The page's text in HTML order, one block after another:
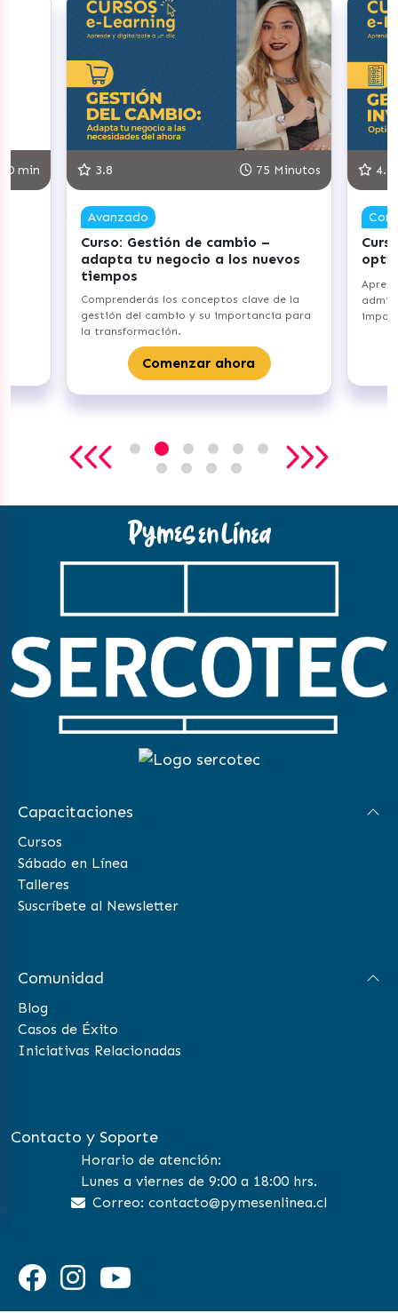
75 Minutos
de cambio –
a los nuevos
clave de la
y su importancia para
90
Curso: Gestiona tu Inventario
optimiza tus procesos
administración de inventarios y su
importancia para tu emprendimiento.
Comenzar ahora
Capacitaciones
Cursos
Sábado en Línea
Talleres
Suscríbete al Newsletter
Comunidad
Blog
Casos de Éxito
Iniciativas Relacionadas
Contacto y Soporte
Horario de atención:
Lunes a viernes de 9:00 a 18:00 hrs.
Correo: contacto@pymesenlinea.cl